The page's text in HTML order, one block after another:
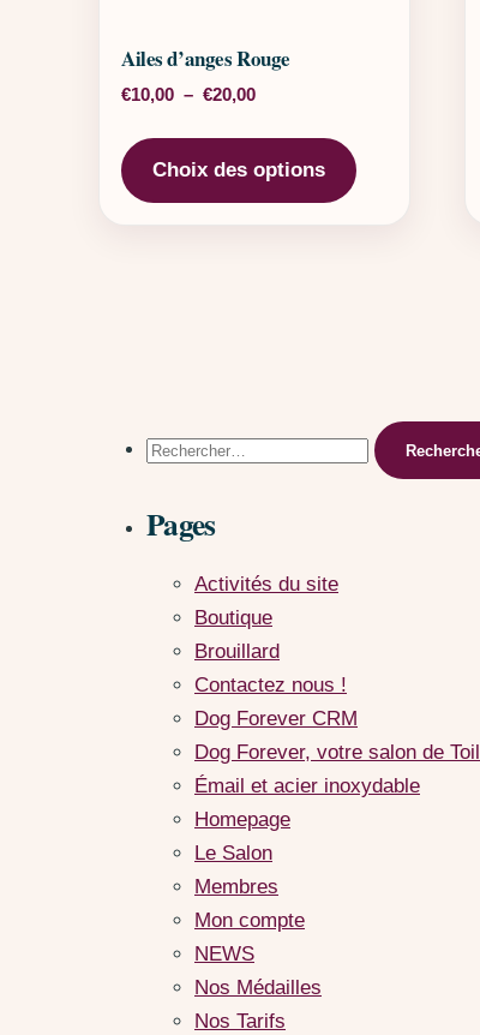
Ailes d’anges Rouge
€10,00 – €20,00Plage de prix : €10,00 à
Choix des options
Ce produit
Rechercher :
Pages
Activités du site
Boutique
Brouillard
Contactez nous !
Dog Forever CRM
Dog Forever, votre salon de
Émail et acier inoxydable
Homepage
Le Salon
Membres
Mon compte
NEWS
Nos Médailles
Nos Tarifs